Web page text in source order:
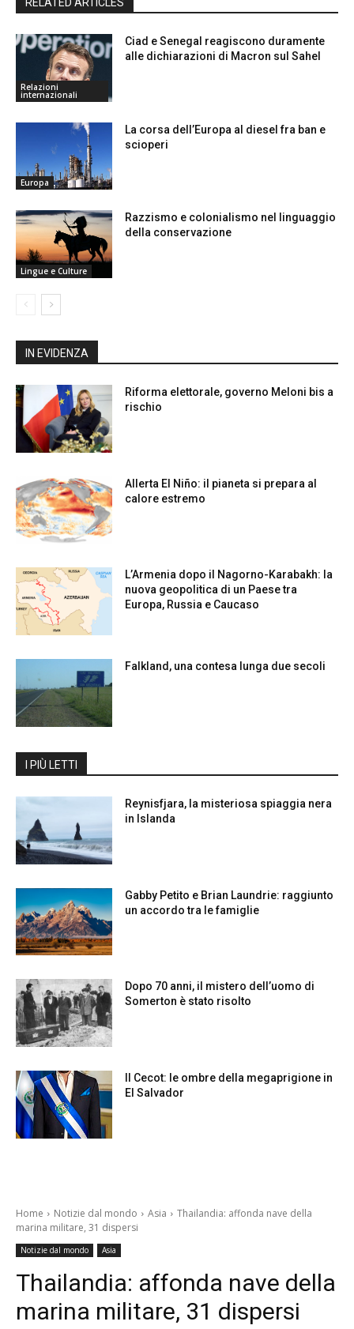
Relazioni
internazionali
Ciad e Senegal reagiscono duramente
alle dichiarazioni di Macron sul Sahel
Europa
La corsa dell’Europa al diesel fra ban e
scioperi
Lingue e Culture
Razzismo e colonialismo nel linguaggio
della conservazione
IN EVIDENZA
Riforma elettorale, governo Meloni bis a
rischio
Allerta El Niño: il pianeta si prepara al
calore estremo
L’Armenia dopo il Nagorno-Karabakh: la
nuova geopolitica di un Paese tra
Europa, Russia e Caucaso
Falkland, una contesa lunga due secoli
I PIÙ LETTI
Reynisfjara, la misteriosa spiaggia nera
in Islanda
Gabby Petito e Brian Laundrie: raggiunto
un accordo tra le famiglie
Dopo 70 anni, il mistero dell’uomo di
Somerton è stato risolto
Il Cecot: le ombre della megaprigione in
El Salvador